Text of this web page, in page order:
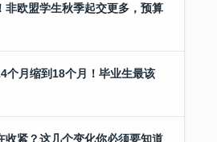
非欧盟学生秋季起交更多，预算
个月缩到18个月！毕业生最该
收紧？这几个变化你必须要知道